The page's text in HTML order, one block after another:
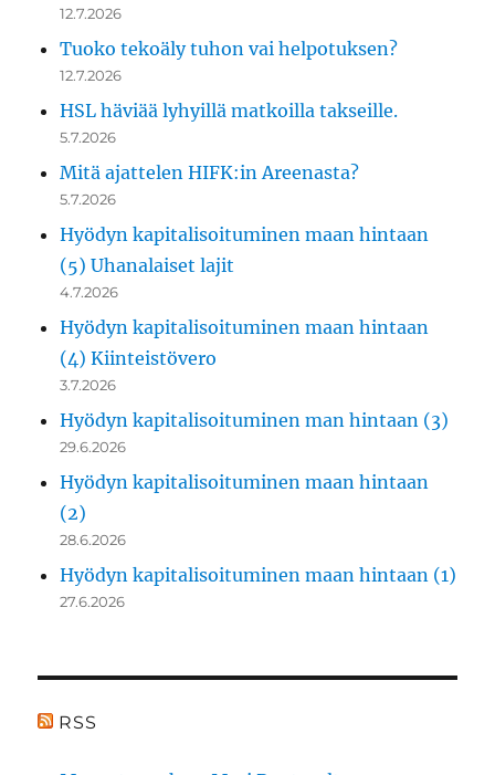
12.7.2026
Tuoko tekoäly tuhon vai helpotuksen?
12.7.2026
HSL häviää lyhyillä matkoilla takseille.
5.7.2026
Mitä ajattelen HIFK:in Areenasta?
5.7.2026
Hyödyn kapitalisoituminen maan hintaan
(5) Uhanalaiset lajit
4.7.2026
Hyödyn kapitalisoituminen maan hintaan
(4) Kiinteistövero
3.7.2026
Hyödyn kapitalisoituminen man hintaan (3)
29.6.2026
Hyödyn kapitalisoituminen maan hintaan
(2)
28.6.2026
Hyödyn kapitalisoituminen maan hintaan (1)
27.6.2026
RSS